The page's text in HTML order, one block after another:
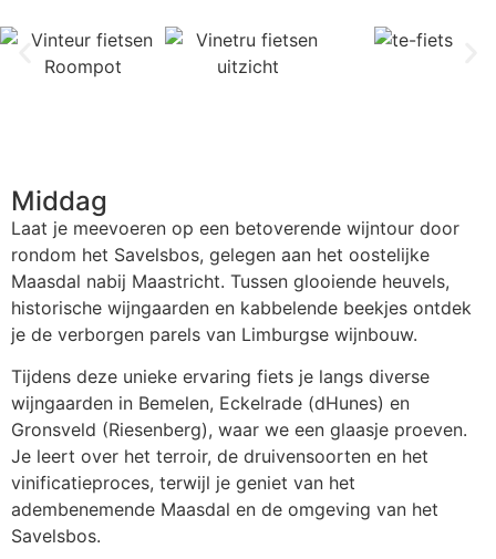
Middag
Laat je meevoeren op een betoverende wijntour door
rondom het Savelsbos, gelegen aan het oostelijke
Maasdal nabij Maastricht. Tussen glooiende heuvels,
historische wijngaarden en kabbelende beekjes ontdek
je de verborgen parels van Limburgse wijnbouw.
Tijdens deze unieke ervaring fiets je langs diverse
wijngaarden in Bemelen, Eckelrade (dHunes) en
Gronsveld (Riesenberg), waar we een glaasje proeven.
Je leert over het terroir, de druivensoorten en het
vinificatieproces, terwijl je geniet van het
adembenemende Maasdal en de omgeving van het
Savelsbos.